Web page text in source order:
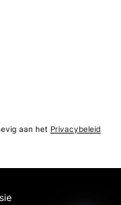
aan het Privacybeleid